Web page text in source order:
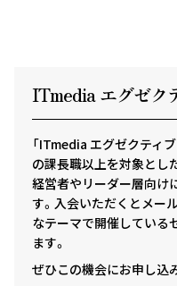
ITmedia エグゼク
「ITmedia エグゼクティ
の課長職以上を対象とし
経営者やリーダー層向け
す。入会いただくとメー
なテーマで開催している
ます。
ぜひこの機会にお申し込